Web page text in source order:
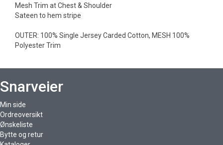
Mesh Trim at Chest & Shoulder
Sateen to hem stripe
OUTER: 100% Single Jersey Carded Cotton, MESH 100%
Polyester Trim
Snarveier
Min side
Ordreoversikt
Ønskeliste
Bytte og retur